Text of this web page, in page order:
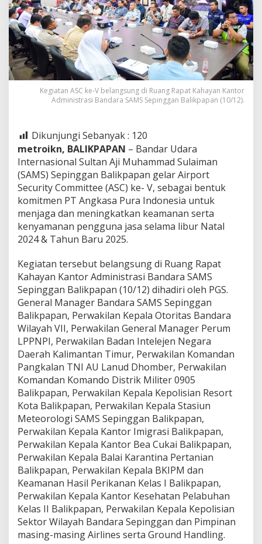
Kegiatan ASC ke-V belangsung di Ruang Rapat Kahayan Kantor
Administrasi Bandara SAMS Sepinggan Balikpapan (10/12).
Dikunjungi Sebanyak : 120
metroikn, BALIKPAPAN – Bandar Udara
Internasional Sultan Aji Muhammad Sulaiman
(SAMS) Sepinggan Balikpapan gelar Airport
Security Committee (ASC) ke- V, sebagai bentuk
komitmen PT Angkasa Pura Indonesia untuk
menjaga dan meningkatkan keamanan serta
kenyamanan pengguna jasa selama libur Natal
2024 & Tahun Baru 2025.
Kegiatan tersebut belangsung di Ruang Rapat
Kahayan Kantor Administrasi Bandara SAMS
Sepinggan Balikpapan (10/12) dihadiri oleh PGS.
General Manager Bandara SAMS Sepinggan
Balikpapan, Perwakilan Kepala Otoritas Bandara
Wilayah VII, Perwakilan General Manager Perum
LPPNPI, Perwakilan Badan Intelejen Negara
Daerah Kalimantan Timur, Perwakilan Komandan
Pangkalan TNI AU Lanud Dhomber, Perwakilan
Komandan Komando Distrik Militer 0905
Balikpapan, Perwakilan Kepala Kepolisian Resort
Kota Balikpapan, Perwakilan Kepala Stasiun
Meteorologi SAMS Sepinggan Balikpapan,
Perwakilan Kepala Kantor Imigrasi Balikpapan,
Perwakilan Kepala Kantor Bea Cukai Balikpapan,
Perwakilan Kepala Balai Karantina Pertanian
Balikpapan, Perwakilan Kepala BKIPM dan
Keamanan Hasil Perikanan Kelas I Balikpapan,
Perwakilan Kepala Kantor Kesehatan Pelabuhan
Kelas II Balikpapan, Perwakilan Kepala Kepolisian
Sektor Wilayah Bandara Sepinggan dan Pimpinan
masing-masing Airlines serta Ground Handling.